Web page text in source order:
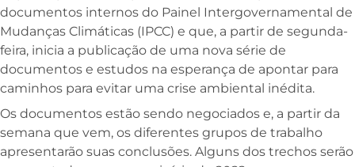
documentos internos do Painel Intergovernamental de
Mudanças Climáticas (IPCC) e que, a partir de segunda-
feira, inicia a publicação de uma nova série de
documentos e estudos na esperança de apontar para
caminhos para evitar uma crise ambiental inédita.
Os documentos estão sendo negociados e, a partir da
semana que vem, os diferentes grupos de trabalho
apresentarão suas conclusões. Alguns dos trechos serão